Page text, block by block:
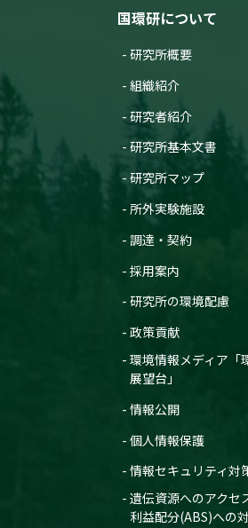
国環研について
研究所概要
組織紹介
研究者紹介
研究所基本文書
研究所マップ
所外実験施設
調達・契約
採用案内
研究所の環境配慮
政策貢献
環境情報メディア「
展望台」
情報公開
個人情報保護
情報セキュリティ対
遺伝資源へのアクセ
利益配分(ABS)への